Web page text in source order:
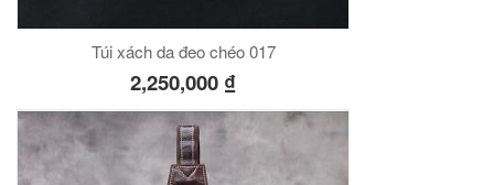
Túi xách da đeo chéo 017
2,250,000 ₫